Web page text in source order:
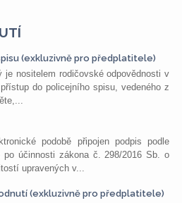
(exkluzivně pro předplatitele)
je nositelem rodičovské odpovědnosti v
do policejního spisu, vedeného z
podobě připojen podpis podle
účinnosti zákona č. 298/2016 Sb. o
upravených v...
(exkluzivně pro předplatitele)